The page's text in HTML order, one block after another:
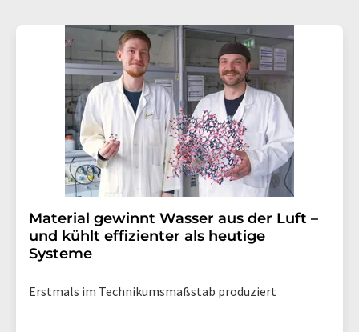
Material gewinnt Wasser aus der Luft –
und kühlt effizienter als heutige
Systeme
Erstmals im Technikumsmaßstab produziert